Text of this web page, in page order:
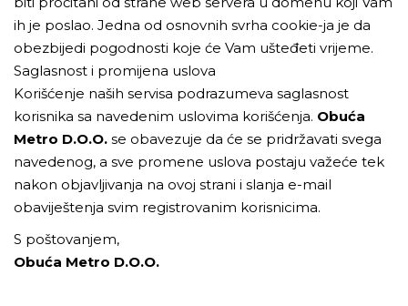
ih je poslao. Jedna od osnovnih svrha cookie-ja je da
obezbijedi pogodnosti koje će Vam ušteđeti vrijeme.
Saglasnost i promijena uslova
Korišćenje naših servisa podrazumeva saglasnost
korisnika sa navedenim uslovima korišćenja. Obuća
Metro D.O.O. se obavezuje da će se pridržavati svega
navedenog, a sve promene uslova postaju važeće tek
nakon objavljivanja na ovoj strani i slanja e-mail
obaviještenja svim registrovanim korisnicima.
S poštovanjem,
Obuća Metro D.O.O.